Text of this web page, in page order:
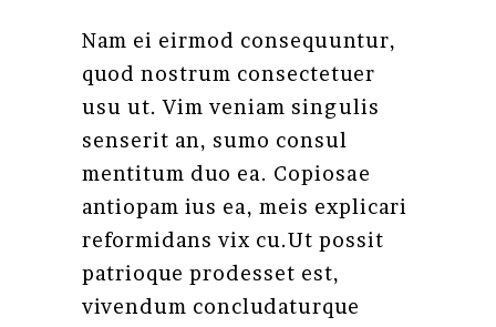
Nam ei eirmod consequuntur,
quod nostrum consectetuer
usu ut. Vim veniam singulis
senserit an, sumo consul
mentitum duo ea. Copiosae
antiopam ius ea, meis explicari
reformidans vix cu.Ut possit
patrioque prodesset est,
vivendum concludaturque